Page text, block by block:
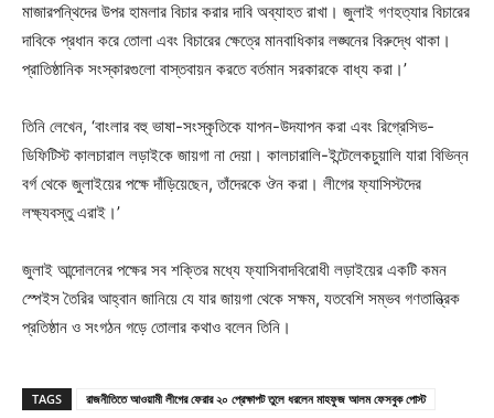
মাজারপন্থিদের উপর হামলার বিচার করার দাবি অব্যাহত রাখা। জুলাই গণহত্যার বিচারের
দাবিকে প্রধান করে তোলা এবং বিচারের ক্ষেত্রে মানবাধিকার লঙ্ঘনের বিরুদ্ধে থাকা।
প্রাতিষ্ঠানিক সংস্কারগুলো বাস্তবায়ন করতে বর্তমান সরকারকে বাধ্য করা।’
তিনি লেখেন, ‘বাংলার বহু ভাষা-সংস্কৃতিকে যাপন-উদযাপন করা এবং রিগ্রেসিভ-
ডিফিটিস্ট কালচারাল লড়াইকে জায়গা না দেয়া। কালচারালি-ইন্টেলেকচুয়ালি যারা বিভিন্ন
বর্গ থেকে জুলাইয়ের পক্ষে দাঁড়িয়েছেন, তাঁদেরকে ঔন করা। লীগের ফ্যাসিস্টদের
লক্ষ্যবস্তু এরাই।’
জুলাই আন্দোলনের পক্ষের সব শক্তির মধ্যে ফ্যাসিবাদবিরোধী লড়াইয়ের একটি কমন
স্পেইস তৈরির আহ্বান জানিয়ে যে যার জায়গা থেকে সক্ষম, যতবেশি সম্ভব গণতান্ত্রিক
প্রতিষ্ঠান ও সংগঠন গড়ে তোলার কথাও বলেন তিনি।
TAGS রাজনীতিতে আওয়ামী লীগের ফেরার ২০ প্রেক্ষাপট তুলে ধরলেন মাহফুজ আলম ফেসবুক পোস্ট